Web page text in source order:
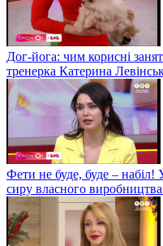
Дог-йога: чим корисні
тренерка Катерина
Фети не буде, буде – набіл!
сиру власного